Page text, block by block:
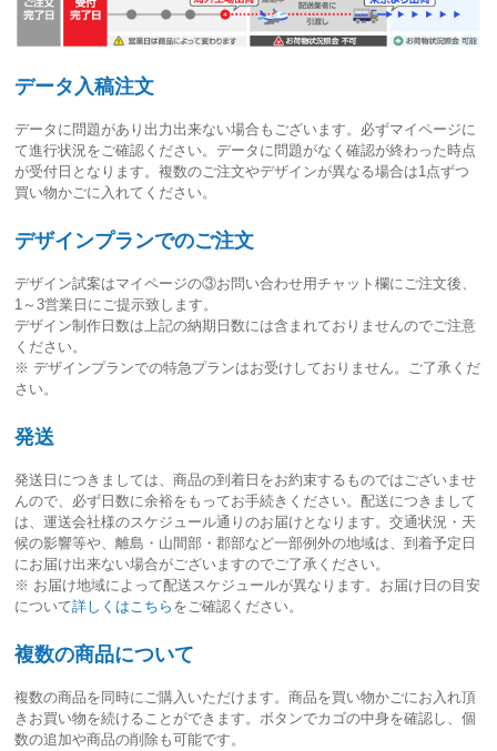
データ入稿注文
データに問題があり出力出来ない場合もございます。必ずマイページに
て進行状況をご確認ください。データに問題がなく確認が終わった時点
が受付日 となります。複数のご注文やデザインが異なる場合は1点ずつ
買い物かごに入れてください。
デザインプランでのご注文
デザイン試案はマイページの③お問い合わせ用チャット欄にご注文後、
1～3営業日 にご提示致します。
デザイン制作日数は上記の納期日数には含まれておりませんのでご注意
ください。
※ デザインプランでの特急プランはお受けしておりません。ご了承くだ
さい。
発送
発送日につきましては、商品の到着日をお約束するものではございませ
んので、必ず日数に余裕をもってお手続きください。配送につきまして
は、運送会社様のスケジュール通りのお届けとなります。交通状況・天
候の影響等や、離島・山間部・郡部など一部例外の地域は、到着予定日
にお届け出来ない場合がございますのでご了承ください。
※ お届け地域によって配送スケジュールが異なります。お届け日の目安
について詳しくはこちら をご確認ください。
複数の商品について
複数の商品を同時にご購入いただけます。商品を買い物かごにお入れ頂
きお買い物を続けることができます。ボタンでカゴの中身を確認し、個
数の追加や商品の削除も可能です。